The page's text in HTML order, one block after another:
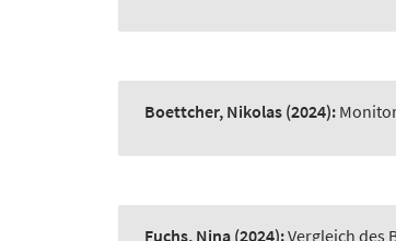
Boettcher, Nikolas (2024):
Fuchs, Nina (2024):Vergleich des